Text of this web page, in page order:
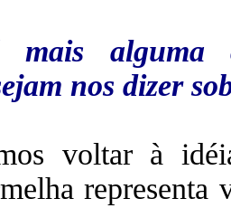
mais alguma
nos dizer
voltar à